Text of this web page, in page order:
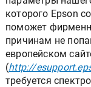
которого Epson
поможет
причинам не
европейском
(http://
требуется